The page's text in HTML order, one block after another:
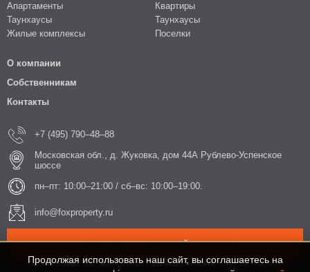
Апартаменты
Таунхаусы
Жилые комплексы
Квартиры
Таунхаусы
Поселки
О компании
Собственникам
Контакты
+7 (495) 790–48–88
Московская обл., д. Жуковка, дом 44А Рублево-Успенское
шоссе
пн–пт: 10:00–21:00 / сб–вс: 10:00–19:00.
info@foxproperty.ru
ЗАКАЗАТЬ ОБРАТНЫЙ ЗВОНОК
Продолжая использовать наш сайт, вы соглашаетесь на